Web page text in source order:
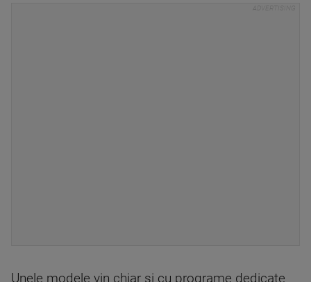
Unele modele vin chiar și cu programe dedicate